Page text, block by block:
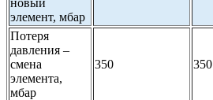
элемент, мбар
Потеря
давления –
смена
элемента,
мбар
350 350